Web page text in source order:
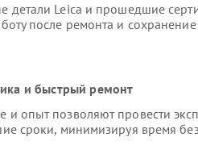
детали Leica и прошедшие
после ремонта и
и быстрый ремонт
опыт позволяют провести
сроки, минимизируя время